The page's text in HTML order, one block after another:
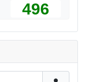
496